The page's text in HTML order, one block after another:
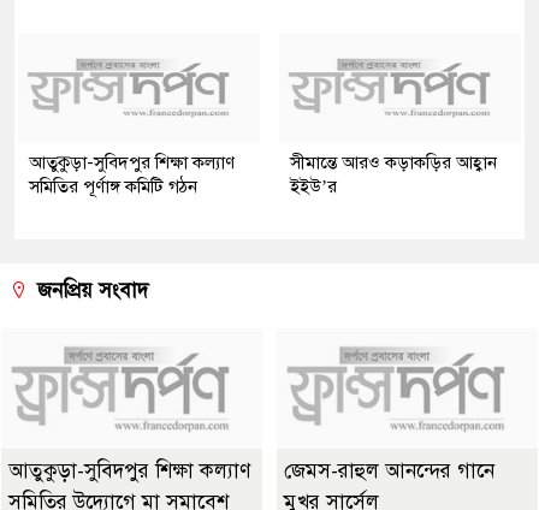
আতুকুড়া-সুবিদপুর শিক্ষা কল্যাণ
সমিতির পূর্ণাঙ্গ কমিটি গঠন
সীমান্তে আরও কড়াকড়ির আহ্বান
ইইউ’র
জনপ্রিয় সংবাদ
আতুকুড়া-সুবিদপুর শিক্ষা কল্যাণ
সমিতির উদ্যোগে মা সমাবেশ
জেমস-রাহুল আনন্দের গানে
মুখর সার্সেল